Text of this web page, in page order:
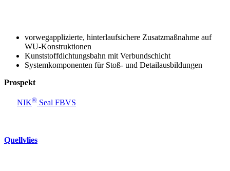
vorwegapplizierte, hinterlaufsichere Zusatzmaßnahme auf
WU-Konstruktionen
Kunststoffdichtungsbahn mit Verbundschicht
Systemkomponenten für Stoß- und Detailausbildungen
Prospekt
NIK® Seal FBVS
Quellvlies